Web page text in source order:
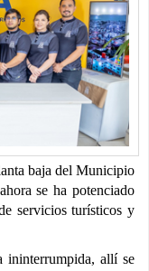
baja del Municipio
se ha potenciado
servicios turísticos y
ininterrumpida, allí se